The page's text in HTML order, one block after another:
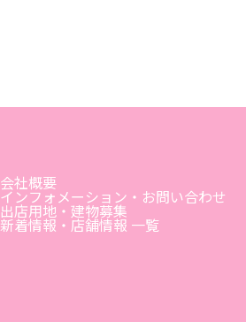
会社概要
インフォメーション・お問い合わせ
出店用地・建物募集
新着情報・店舗情報 一覧